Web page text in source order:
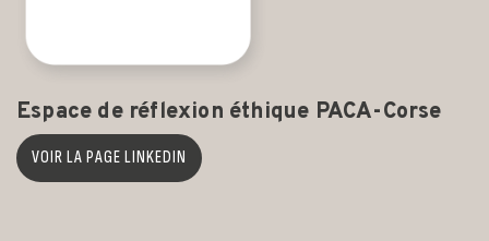
Espace de réflexion éthique PACA-Corse
VOIR LA PAGE LINKEDIN